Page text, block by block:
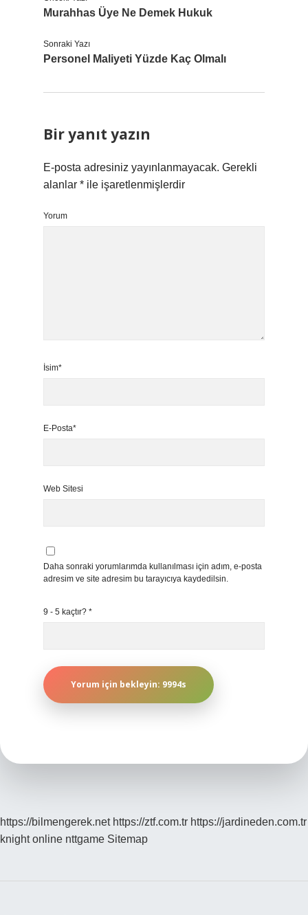
Murahhas Üye Ne Demek Hukuk
Sonraki Yazı
Personel Maliyeti Yüzde Kaç Olmalı
Bir yanıt yazın
E-posta adresiniz yayınlanmayacak. Gerekli
alanlar * ile işaretlenmişlerdir
Yorum
İsim*
E-Posta*
Web Sitesi
Daha sonraki yorumlarımda kullanılması için adım, e-posta
adresim ve site adresim bu tarayıcıya kaydedilsin.
9 - 5 kaçtır? *
https://bilmengerek.net https://ztf.com.tr https://jardineden.com.tr
knight online nttgame Sitemap